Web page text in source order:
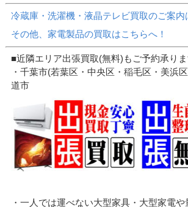
冷蔵庫・洗濯機・液晶テレビ買取のご案内
その他、家電製品の買取はこちらへ！
■近隣エリア出張買取(無料)もご予約承りま
・千葉市(若葉区・中央区・稲毛区・美浜
道市
・一人では運べない大型家具・大型家電